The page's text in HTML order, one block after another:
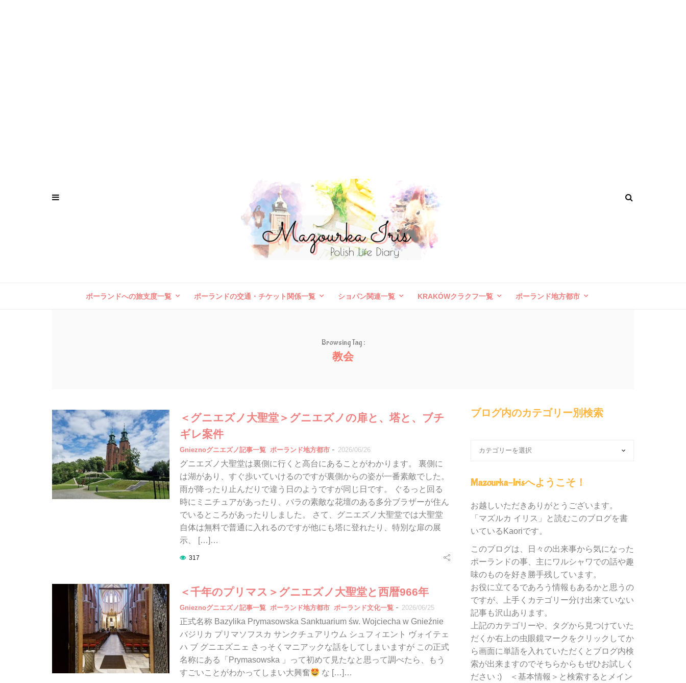
ポーランドへの旅支度一覧 ポーランドの交通・チケット関係一覧 ショパン関連一覧 KRAKÓWクラクフ一覧 ポーランド地方都市
Browsing Tag :
教会
＜グニエズノ大聖堂＞グニエズノの扉と、塔と、ブチ
ギレ案件
Gnieznoグニエズノ記事一覧 ポーランド地方都市 - 2026/06/26
グニエズノ大聖堂は裏側に行くと高台にあることがわかります。 裏側に
は湖があり、すぐ歩いていけるのですが裏側からの姿が一番素敵でした。
雨が降ったり止んだりで違う日のようですが同じ日です。 ぐるっと回る
時にミニチュアがあったり、バラの素敵な花壇のある多分ブラザーが住ん
でいるところがあったりしました。 さて、グニエズノ大聖堂では大聖堂
自体は無料で普通に入れるのですが他にも塔に登れたり、特別な扉の展
示、 […]…
317
＜千年のプリマス＞グニエズノ大聖堂と西暦966年
Gnieznoグニエズノ記事一覧 ポーランド地方都市 ポーランド文化一覧 - 2026/06/25
正式名称 Bazylika Prymasowska Sanktuarium św. Wojciecha w Gnieźnie
バジリカ プリマソフスカ サンクチュアリウム シュフィエント ヴォイテェ
ハ ブ グニエズニェ さっそくマニアックな話をしてしまいますが この正式
名称にある「Prymasowska 」って初めて見たなと思って調べたら、もう
すごいことがわかってしまい大興奮
な […]…
ブログ内のカテゴリー別検索
内
の
テ
ゴ
リ
別
検
索
Mazourka-Irisへようこそ！
お越しいただきありがとうございます。
「マズルカ イリス」と読むこのブログを書
いているKaoriです。
このブログは、日々の出来事から気になった
ポーランドの事、主にワルシャワでの話や趣
味のものを好き勝手残しています。
お役に立てるであろう情報もあるかと思うの
ですが、上手くカテゴリー分け出来ていない
記事も沢山あります。
上記のカテゴリーや、タグから見つけていた
だくか右上の虫眼鏡マークをクリックしてか
ら画面に単語を入れていただくとブログ内検
索が出来ますのでそちらからもぜひお試しく
ださい :) ＜基本情報＞と検索するとメイン